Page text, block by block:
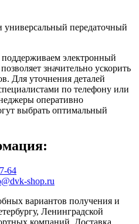
универсальный передаточный
электронный
значительно ускорить
Для уточнения деталей
по телефону или
оперативно
выбрать оптимальный
64
shop.ru
вариантов получения и
Ленинградской
компаний. Доставка